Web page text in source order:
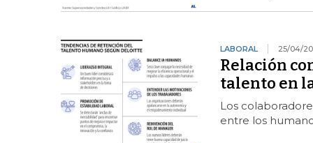
LABORAL 25/04/
Relación
talento en
Los
entre los